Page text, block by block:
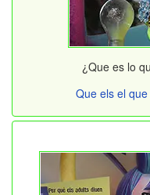
¿Que es lo
Que els el